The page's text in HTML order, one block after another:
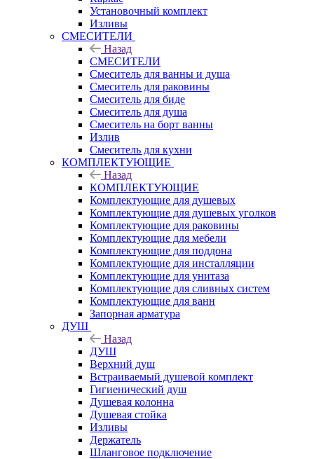
Установочный комплект
Изливы
СМЕСИТЕЛИ
Назад
СМЕСИТЕЛИ
Смеситель для ванны и душа
Смеситель для раковины
Смеситель для биде
Смеситель для душа
Смеситель на борт ванны
Излив
Смеситель для кухни
КОМПЛЕКТУЮЩИЕ
Назад
КОМПЛЕКТУЮЩИЕ
Комплектующие для душевых
Комплектующие для душевых уголков
Комплектующие для раковины
Комплектующие для мебели
Комплектующие для поддона
Комплектующие для инсталляции
Комплектующие для унитаза
Комплектующие для сливных систем
Комплектующие для ванн
Запорная арматура
ДУШ
Назад
ДУШ
Верхний душ
Встраиваемый душевой комплект
Гигиенический душ
Душевая колонна
Душевая стойка
Изливы
Держатель
Шланговое подключение